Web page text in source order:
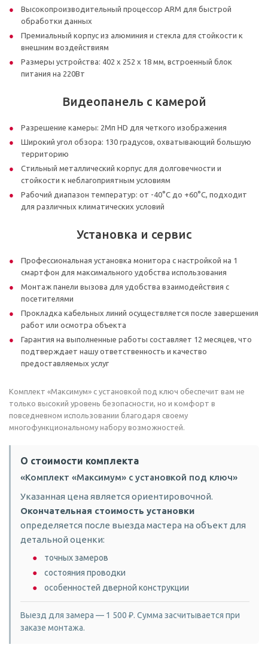
Высокопроизводительный процессор ARM для быстрой
обработки данных
Премиальный корпус из алюминия и стекла для стойкости к
внешним воздействиям
Размеры устройства: 402 х 252 х 18 мм, встроенный блок
питания на 220Вт
Видеопанель с камерой
Разрешение камеры: 2Мп HD для четкого изображения
Широкий угол обзора: 130 градусов, охватывающий большую
территорию
Стильный металлический корпус для долговечности и
стойкости к неблагоприятным условиям
Рабочий диапазон температур: от -40°C до +60°C, подходит
для различных климатических условий
Установка и сервис
Профессиональная установка монитора с настройкой на 1
смартфон для максимального удобства использования
Монтаж панели вызова для удобства взаимодействия с
посетителями
Прокладка кабельных линий осуществляется после завершения
работ или осмотра объекта
Гарантия на выполненные работы составляет 12 месяцев, что
подтверждает нашу ответственность и качество
предоставляемых услуг
Комплект «Максимум» с установкой под ключ обеспечит вам не
только высокий уровень безопасности, но и комфорт в
повседневном использовании благодаря своему
многофункциональному набору возможностей.
О стоимости комплекта
«Комплект «Максимум» с установкой под ключ»
Указанная цена является ориентировочной.
Окончательная стоимость установки
определяется после выезда мастера на объект для
детальной оценки:
точных замеров
состояния проводки
особенностей дверной конструкции
Выезд для замера — 1 500 ₽. Сумма засчитывается при
заказе монтажа.